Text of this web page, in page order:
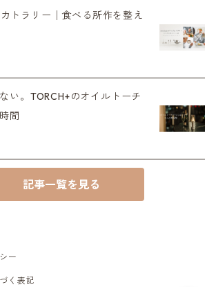
トラリー│食べる所作を整え
い。TORCH+のオイルトーチ
間
記事一覧を見る
ー
く表記